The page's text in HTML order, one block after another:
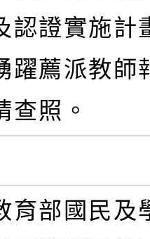
認證實施計
躍薦派教師
查照。
育部國民及